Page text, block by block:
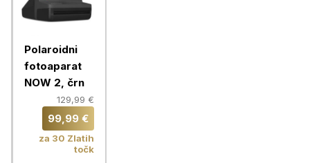
Polaroidni
fotoaparat
NOW 2, črn
129,99 €
99,99 €
za 30 Zlatih
točk